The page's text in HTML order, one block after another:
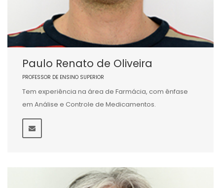
Paulo Renato de Oliveira
PROFESSOR DE ENSINO SUPERIOR
Tem experiência na área de Farmácia, com ênfase
em Análise e Controle de Medicamentos.